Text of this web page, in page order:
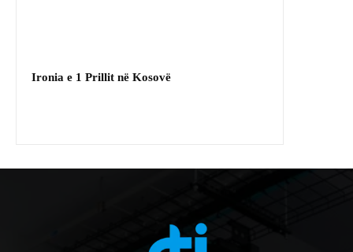
Ironia e 1 Prillit në Kosovë